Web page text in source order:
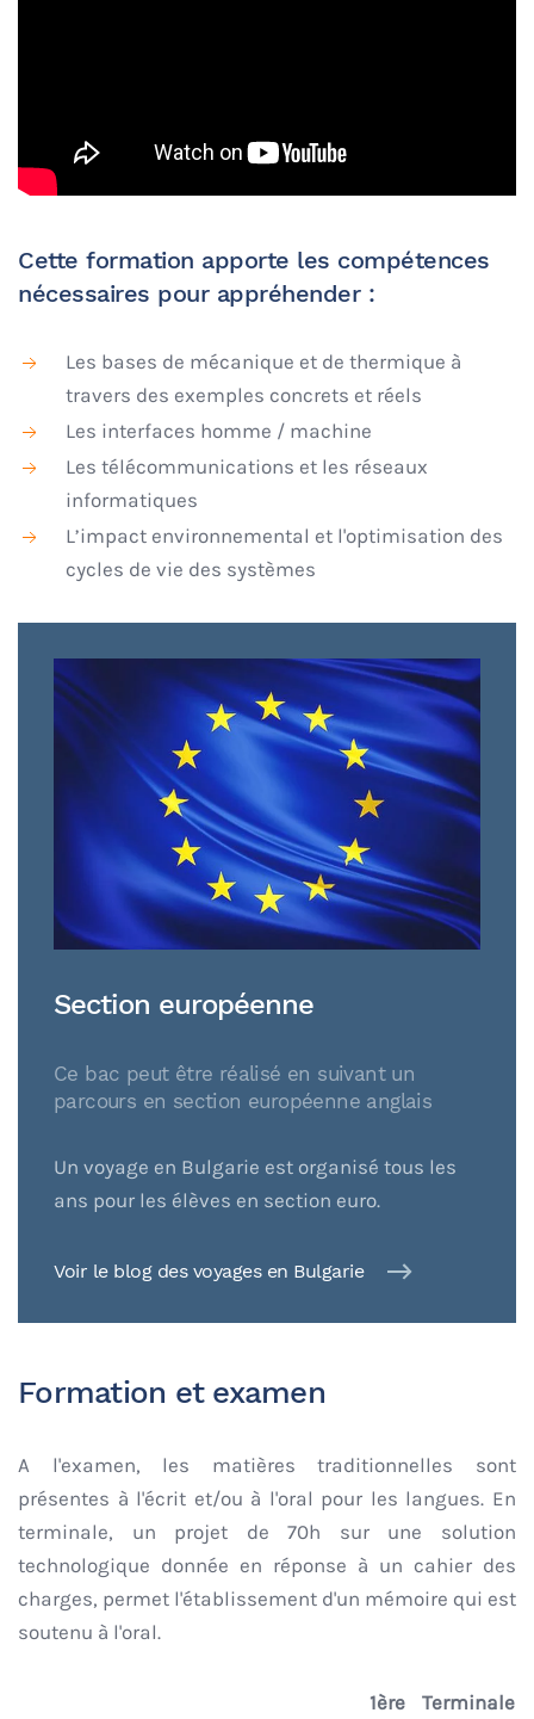
Cette formation apporte les compétences
nécessaires pour appréhender :
Les bases de mécanique et de thermique à
travers des exemples concrets et réels
Les interfaces homme / machine
Les télécommunications et les réseaux
informatiques
L’impact environnemental et l'optimisation des
cycles de vie des systèmes
Section européenne
Ce bac peut être réalisé en suivant un
parcours en section européenne anglais
Un voyage en Bulgarie est organisé tous les
ans pour les élèves en section euro.
Voir le blog des voyages en Bulgarie
Formation et examen
A l'examen, les matières traditionnelles sont
présentes à l'écrit et/ou à l'oral pour les langues. En
terminale, un projet de 70h sur une solution
technologique donnée en réponse à un cahier des
charges, permet l'établissement d'un mémoire qui est
soutenu à l'oral.
1ère Terminale